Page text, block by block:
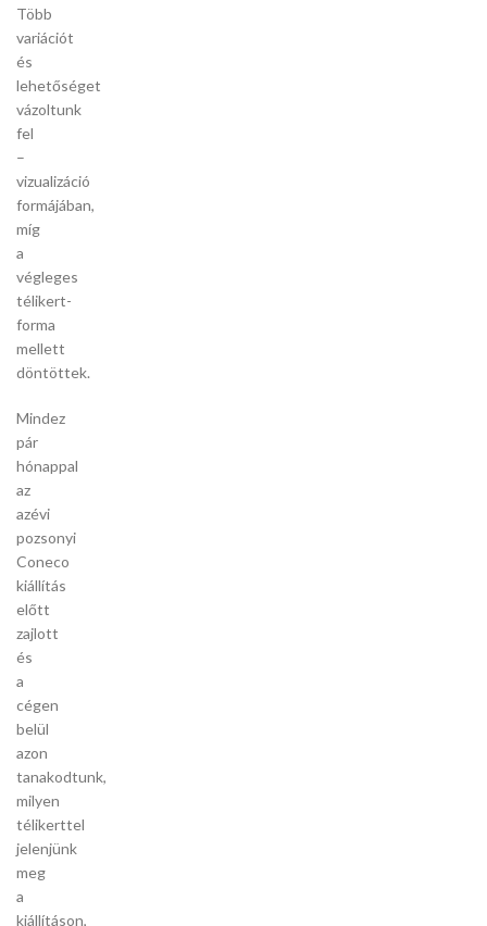
Több
variációt
és
lehetőséget
vázoltunk
fel
–
vizualizáció
formájában,
míg
a
végleges
télikert-
forma
mellett
döntöttek.
Mindez
pár
hónappal
az
azévi
pozsonyi
Coneco
kiállítás
előtt
zajlott
és
a
cégen
belül
azon
tanakodtunk,
milyen
télikerttel
jelenjünk
meg
a
kiállításon,